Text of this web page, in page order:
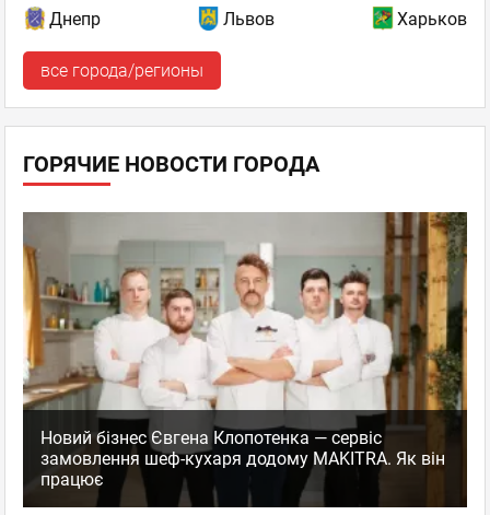
Днепр Львов Харьков
все города/регионы
ГОРЯЧИЕ НОВОСТИ ГОРОДА
Новий бізнес Євгена Клопотенка — сервіс
замовлення шеф-кухаря додому MAKITRA. Як він
працює